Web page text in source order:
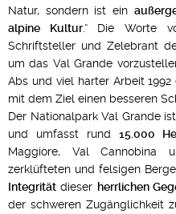
Natur, sondern ist ein
alpine Kultur.“ Die Worte
Schriftsteller und Zelebrant
um das Val Grande
Abs und viel harter Arbeit 1992
mit dem Ziel einen besseren
Der Nationalpark Val Grande ist
und umfasst rund 15.000
Maggiore, Val Cannobina
zerklüfteten und felsigen
Integrität dieser herrlichen
der schweren Zugänglichkeit